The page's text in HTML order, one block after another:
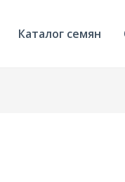
Каталог семян